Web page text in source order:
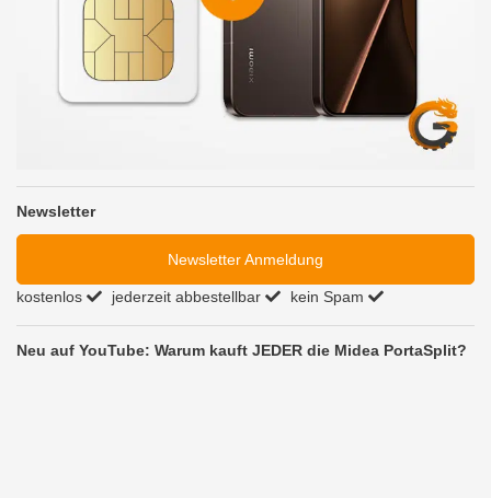
Newsletter
Newsletter Anmeldung
kostenlos jederzeit abbestellbar kein Spam
Neu auf YouTube: Warum kauft JEDER die Midea PortaSplit?